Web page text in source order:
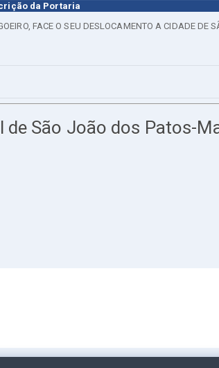
da Portaria
FACE O SEU DESLOCAMENTO A CIDADE DE
São João dos Patos-